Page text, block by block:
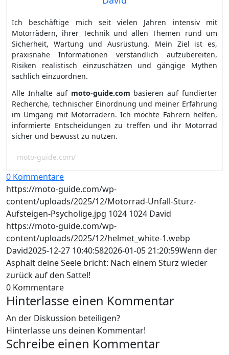
Ich beschäftige mich seit vielen Jahren intensiv mit
Motorrädern, ihrer Technik und allen Themen rund um
Sicherheit, Wartung und Ausrüstung. Mein Ziel ist es,
praxisnahe Informationen verständlich aufzubereiten,
Risiken realistisch einzuschätzen und gängige Mythen
sachlich einzuordnen.
Alle Inhalte auf moto-guide.com basieren auf fundierter
Recherche, technischer Einordnung und meiner Erfahrung
im Umgang mit Motorrädern. Ich möchte Fahrern helfen,
informierte Entscheidungen zu treffen und ihr Motorrad
sicher und bewusst zu nutzen.
moto-guide.com/
0 Kommentare
https://moto-guide.com/wp-
content/uploads/2025/12/Motorrad-Unfall-Sturz-
Aufsteigen-Psycholige.jpg 1024 1024 David
https://moto-guide.com/wp-
content/uploads/2025/12/helmet_white-1.webp
David2025-12-27 10:40:582026-01-05 21:20:59Wenn der
Asphalt deine Seele bricht: Nach einem Sturz wieder
zurück auf den Sattel!
0 Kommentare
Hinterlasse einen Kommentar
An der Diskussion beteiligen?
Hinterlasse uns deinen Kommentar!
Schreibe einen Kommentar